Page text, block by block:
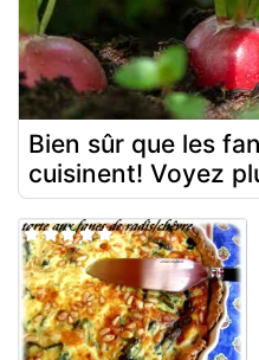
Bien sûr que les
cuisinent! Voyez